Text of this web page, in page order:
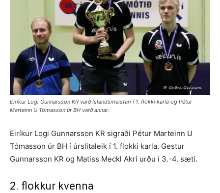
Eiríkur Logi Gunnarsson KR varð Íslandsmeistari í 1. flokki karla og Pétur
Marteinn U Tómasson úr BH varð annar.
Eiríkur Logi Gunnarsson KR sigraði Pétur Marteinn U
Tómasson úr BH í úrslitaleik í 1. flokki karla. Gestur
Gunnarsson KR og Matiss Meckl Akri urðu í 3.-4. sæti.
2. flokkur kvenna